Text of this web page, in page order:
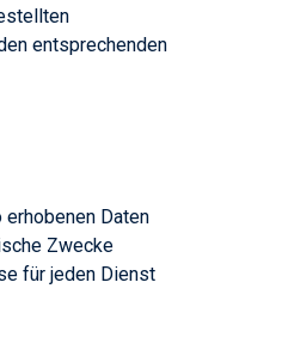
entsprechenden
Daten
Zwecke
für jeden Dienst